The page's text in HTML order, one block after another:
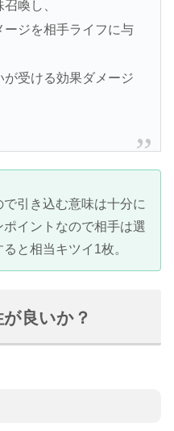
喚し、
ジを相手ライフに与
受ける効果ダメージ
引き込む意味は十分に
イントなので相手は選
と相当キツイ1枚。
良いか？